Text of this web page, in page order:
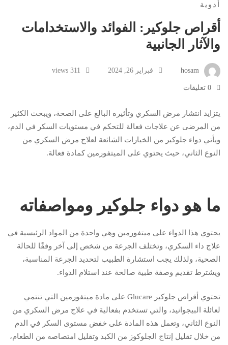
أدوية
أقراص جلوكير: الفوائد والاستخدامات
والآثار الجانبية
فبراير 26, 2024 311 views
0 تعليقات
يتزايد انتشار مرض السكري وتأثيره البالغ على الصحة، ويبحث الكثير
من المرضى عن علاجات فعالة للتحكم في مستويات السكر في الدم،
ويأتي دواء جلوكير من الخيارات الشائعة لعلاج مرض السكري من
النوع الثاني، حيث يحتوي على الميتفورمين كمادة فعالة.
ما هو دواء جلوكير ومواصفاته
يحتوي هذا الدواء على ميتفورمين وهي واحدة من المواد الرئيسية في
علاج داء السكري، وتختلف الجرعة من شخص إلى آخر وفقًا للحالة
الصحية، ولذلك يجب استشارة الطبيب لتحديد الجرعة المناسبة،
ويشترط تقديم وصفة طبية صالحة عند استلام الدواء.
تحتوي أقراص جلوكير Glucare على مادة ميتفورمين التي تنتمي
لعائلة البيجوانيد، والتي تستخدم بفعالية في علاج مرض السكري من
النوع الثاني، وتعمل هذه المادة على خفض مستوى السكر في الدم
من خلال تقليل إنتاج الجلوكوز من الكبد وتقليل امتصاصه من الطعام،